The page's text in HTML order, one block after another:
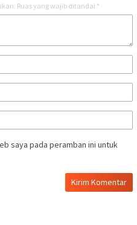
Ruas yang wajib ditandai *
saya pada peramban ini untuk